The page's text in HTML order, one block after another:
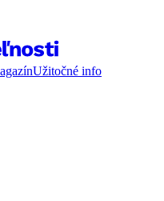
Užitočné info